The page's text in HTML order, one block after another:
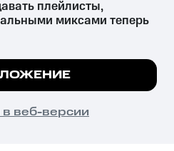
причиняет вред здоровью,
и влечёт установленную
на сайте все
плейлисты,
миксами теперь
веб-версии